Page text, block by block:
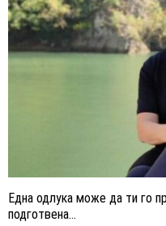
Една одлука може да ти го
подготвена...